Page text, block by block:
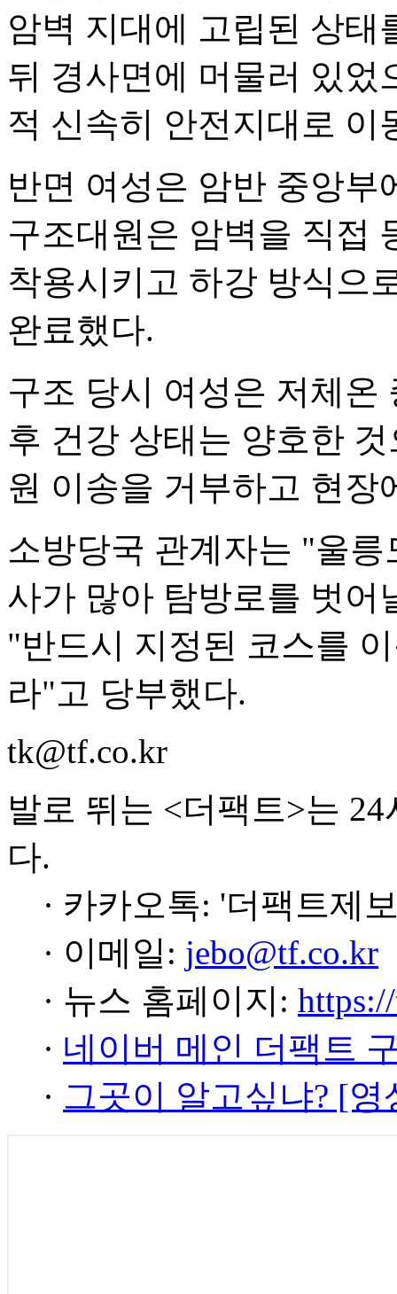
암벽 지대에 고립된 상태
뒤 경사면에 머물러 있었
적 신속히 안전지대로 이
반면 여성은 암반 중앙부
구조대원은 암벽을 직접
착용시키고 하강 방식으
완료했다.
구조 당시 여성은 저체온
후 건강 상태는 양호한
원 이송을 거부하고 현장
소방당국 관계자는 "울
사가 많아 탐방로를 벗어
"반드시 지정된 코스를
라"고 당부했다.
tk@tf.co.kr
발로 뛰는 <더팩트>는
다.
· 카카오톡: '더팩트제
· 이메일: jebo@tf.co.kr
· 뉴스 홈페이지:
· 네이버 메인 더팩트
· 그곳이 알고싶냐? [